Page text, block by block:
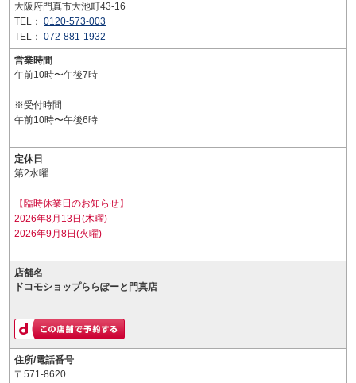
大阪府門真市大池町43-16
TEL： 0120-573-003
TEL： 072-881-1932
営業時間
午前10時〜午後7時
※受付時間
午前10時〜午後6時
定休日
第2水曜
【臨時休業日のお知らせ】
2026年8月13日(木曜)
2026年9月8日(火曜)
店舗名
ドコモショップららぽーと門真店
住所/電話番号
〒571-8620